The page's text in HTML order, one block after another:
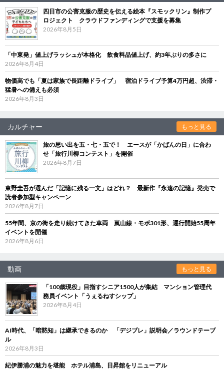
四日市の公害克服の歴史を伝える絵本『スモックリン』制作プ
ロジェクト クラウドファンディングで支援を募集
2026年8月5日
「中東発」値上げラッシュが本格化 飲食料品値上げ、約3年ぶりの多さに
2026年8月4日
物価高でも「夏は家族で長距離ドライブ」 宿泊ドライブ予算4万円超、渋滞・
猛暑への備えも必須
2026年8月3日
カルチャー もっと見る
旅の思い出を五・七・五で！ エースが「かばんの日」に合わ
せ「旅行川柳コンテスト」を開催
2026年8月7日
東野圭吾が選んだ「記憶に残る一文」はどれ？ 最新作『永遠の記憶』発売で
読者参加型キャンペーン
2026年8月7日
55年間、京の街を走り続けてきた車両 嵐山線・モボ301形、運行開始55周年
イベントを開催
2026年8月6日
動画 もっと見る
「100歳現役」目指すシニア1500人が集結 マンション管理代
務員イベント「うぇるねすシップ」
2026年8月4日
AI時代、「暗黙知」は継承できるのか 「デジブレ」説明会／ラウンドテーブ
ル
2026年8月3日
紀伊勝浦の魅力を堪能 ホテル浦島、日昇館をリニューアル